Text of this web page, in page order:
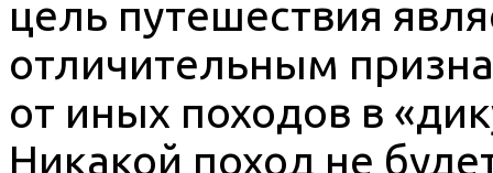
цель путешествия
отличительным
от иных походов в
Никакой поход не